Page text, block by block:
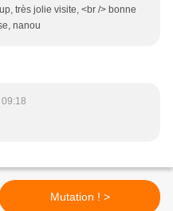
très jolie visite, <br /> bonne
nanou
Mutation ! >